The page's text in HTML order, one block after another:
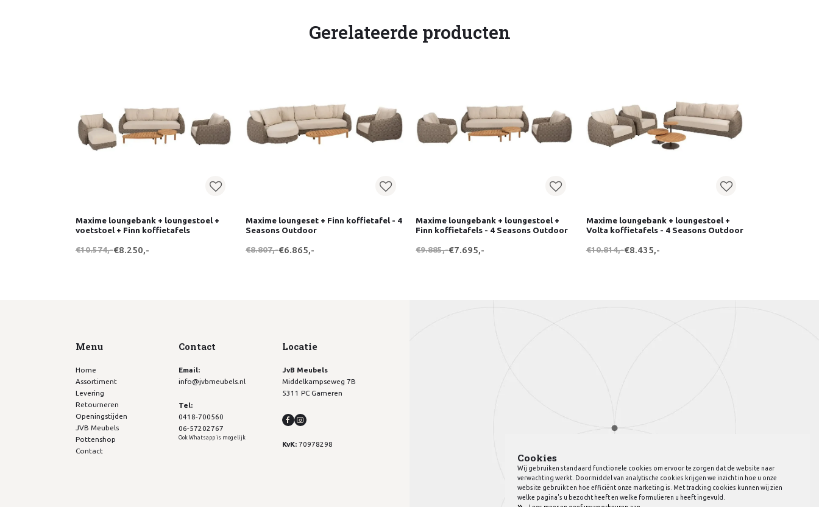
Gerelateerde producten
Maxime loungebank + loungestoel +
voetstoel + Finn koffietafels
€10.574,-€8.250,-
Maxime loungeset + Finn koffietafel - 4
Seasons Outdoor
€8.807,-€6.865,-
Maxime loungebank + loungestoel +
Finn koffietafels - 4 Seasons Outdoor
€9.885,-€7.695,-
Maxime loungebank + loungestoel +
Volta koffietafels - 4 Seasons Outdoor
€10.814,-€8.435,-
Menu
Home
Assortiment
Levering
Retourneren
Openingstijden
JVB Meubels
Pottenshop
Contact
Contact
Email:
info@jvbmeubels.nl
Tel:
0418-700560
06-57202767
Ook Whatsapp is mogelijk
Locatie
JvB Meubels
Middelkampseweg 7B
5311 PC Gameren
KvK:70978298
Cookies
Wij gebruiken standaard functionele cookies om ervoor te zorgen dat de website naar
verwachting werkt. Doormiddel van analytische cookies krijgen we inzicht in hoe u onze
website gebruikt en hoe efficiënt onze marketing is. Met tracking cookies kunnen wij zien
welke pagina's u bezocht heeft en welke formulieren u heeft ingevuld.